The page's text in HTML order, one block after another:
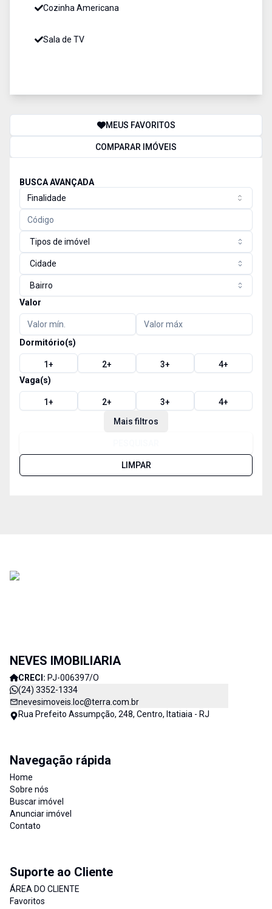
Cozinha Americana
Sala de TV
MEUS FAVORITOS
COMPARAR IMÓVEIS
BUSCA AVANÇADA
Finalidade
Tipos de imóvel
Cidade
Bairro
Valor
Dormitório(s)
1+ 2+ 3+ 4+
Vaga(s)
1+ 2+ 3+ 4+
Mais filtros
LIMPAR
NEVES IMOBILIARIA
CRECI: PJ-006397/O
(24) 3352-1334
nevesimoveis.loc@terra.com.br
Rua Prefeito Assumpção, 248, Centro, Itatiaia - RJ
Navegação rápida
Home
Sobre nós
Buscar imóvel
Anunciar imóvel
Contato
Suporte ao Cliente
ÁREA DO CLIENTE
Favoritos